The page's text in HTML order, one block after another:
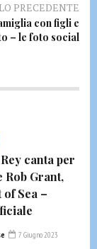
PRECEDENTE
con figli e
– le foto social
canta per
Rob Grant,
Sea –
7 Giugno 2023